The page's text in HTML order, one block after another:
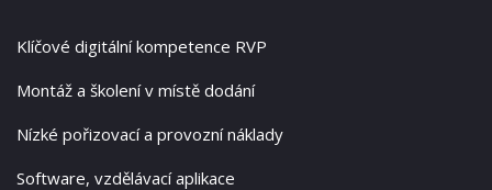
Klíčové digitální kompetence RVP
Montáž a školení v místě dodání
Nízké pořizovací a provozní náklady
Software, vzdělávací aplikace